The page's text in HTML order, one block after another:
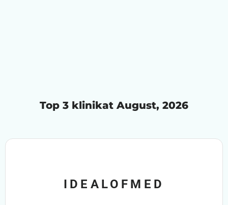
Top 3 klinikat August, 2026
IDEALOFMED